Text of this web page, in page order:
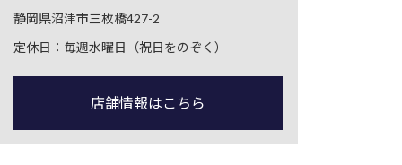
静岡県沼津市三枚橋427-2
定休日：毎週水曜日（祝日をのぞく）
店舗情報はこちら